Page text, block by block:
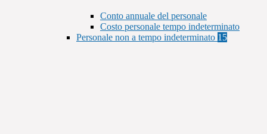
Conto annuale del personale
Costo personale tempo indeterminato
Personale non a tempo indeterminato 15